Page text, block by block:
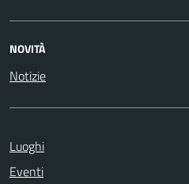
NOVITÀ
Notizie
Luoghi
Eventi